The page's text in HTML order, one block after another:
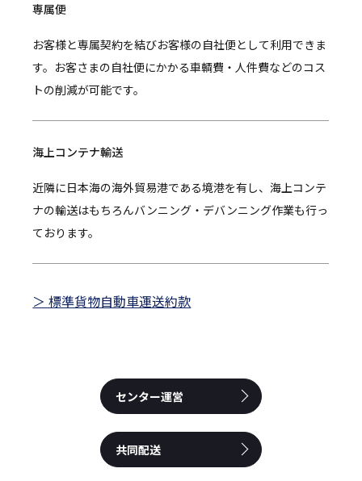
専属便
お客様と専属契約を結びお客様の自社便として利用できま
す。お客さまの自社便にかかる車輌費・人件費などのコス
トの削減が可能です。
海上コンテナ輸送
近隣に日本海の海外貿易港である境港を有し、海上コンテ
ナの輸送はもちろんバンニング・デバンニング作業も行っ
ております。
＞ 標準貨物自動車運送約款
センター運営
共同配送